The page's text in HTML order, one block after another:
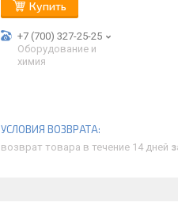
Купить
+7 (700) 327-25-25
Оборудование и
химия
возврат товара в течение 14 дней